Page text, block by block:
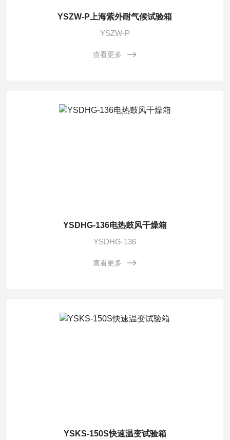
YSZW-P上海紫外耐气候试验箱
YSZW-P
查看更多
YSDHG-136电热鼓风干燥箱
YSDHG-136
查看更多
YSKS-150S快速温变试验箱